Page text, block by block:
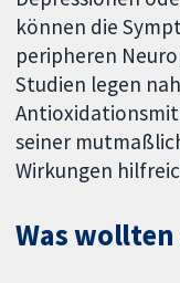
können die
peripheren
Studien legen
seiner
Wirkungen
Was